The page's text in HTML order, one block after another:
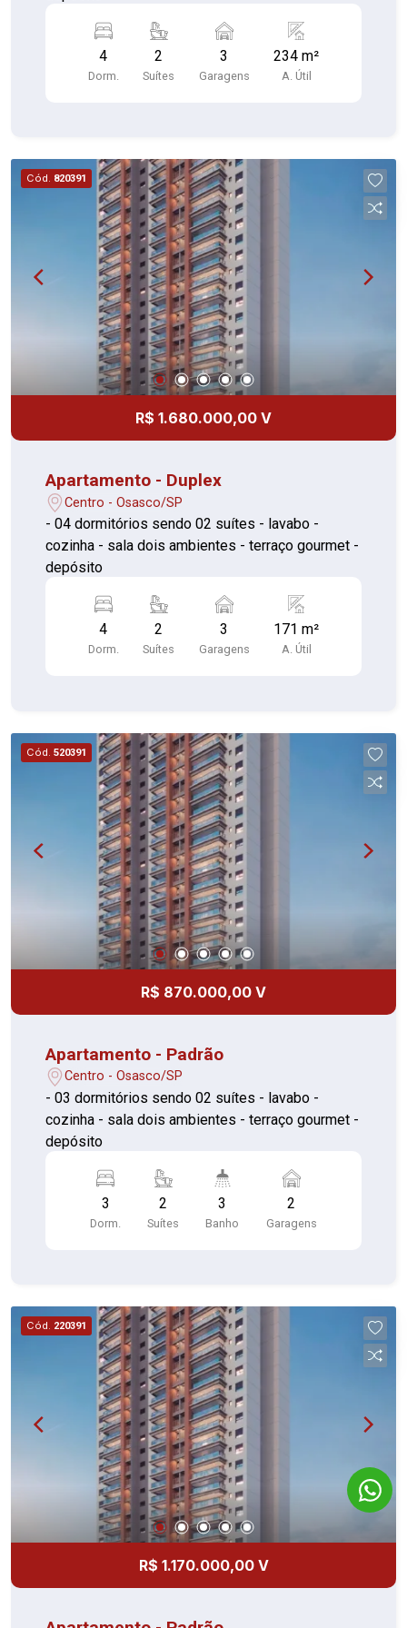
4
Dorm.
2
Suítes
3
Garagens
234 m²
A. Útil
Cód. 820391
R$ 1.680.000,00 V
Apartamento - Duplex
Centro - Osasco/SP
- 04 dormitórios sendo 02 suítes - lavabo -
cozinha - sala dois ambientes - terraço gourmet -
depósito
4
Dorm.
2
Suítes
3
Garagens
171 m²
A. Útil
Cód. 520391
R$ 870.000,00 V
Apartamento - Padrão
Centro - Osasco/SP
- 03 dormitórios sendo 02 suítes - lavabo -
cozinha - sala dois ambientes - terraço gourmet -
depósito
3
Dorm.
2
Suítes
3
Banho
2
Garagens
Cód. 220391
R$ 1.170.000,00 V